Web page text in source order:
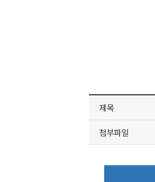
제목
첨부파일